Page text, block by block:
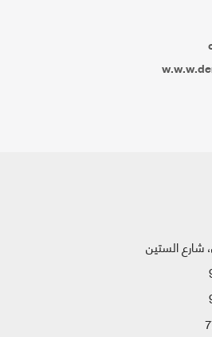
الستين